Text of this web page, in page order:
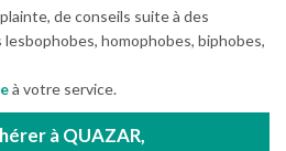
de conseils suite à des
homophobes, biphobes,
à votre service.
à QUAZAR,